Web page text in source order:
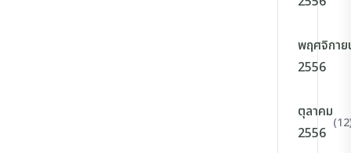
พฤศจิกาย
2556
ตุลาคม
2556